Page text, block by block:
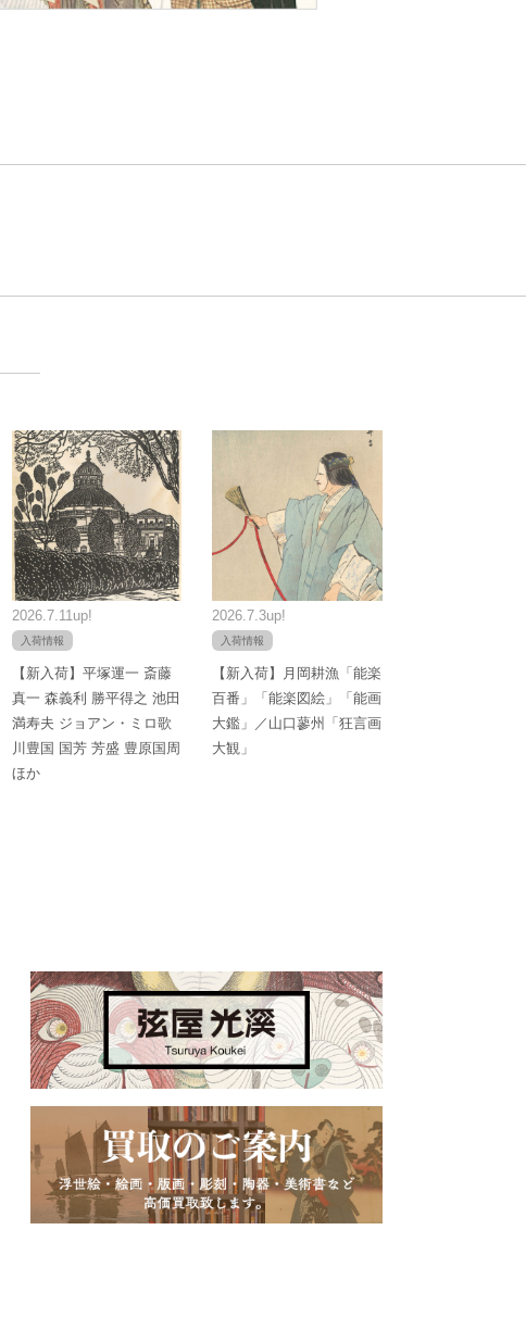
2026.7.11up!
入荷情報
【新入荷】平塚運一 斎藤
真一 森義利 勝平得之 池田
満寿夫 ジョアン・ミロ歌
川豊国 国芳 芳盛 豊原国周
ほか
2026.7.3up!
入荷情報
【新入荷】月岡耕漁「能楽
百番」「能楽図絵」「能画
大鑑」／山口蓼州「狂言画
大観」